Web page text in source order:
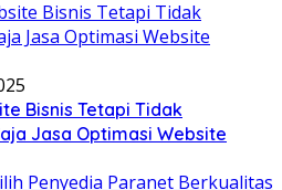
Bisnis Tetapi Tidak
Jasa Optimasi Website